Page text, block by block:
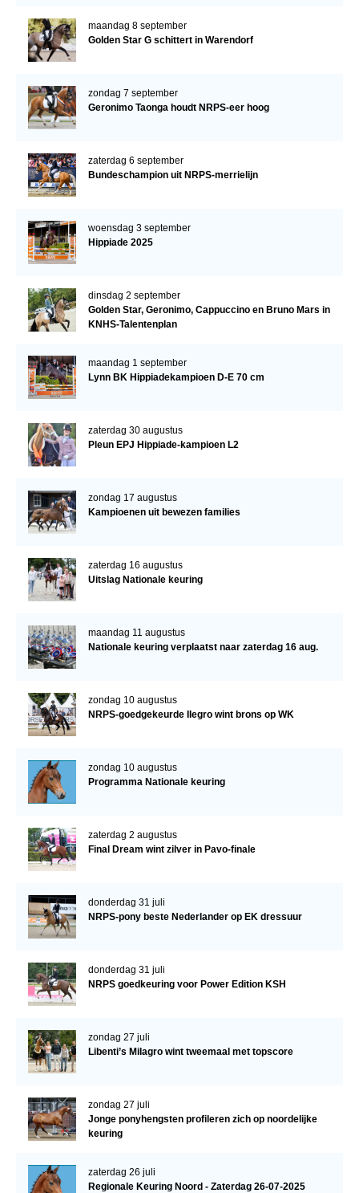
maandag 8 september
Golden Star G schittert in Warendorf
zondag 7 september
Geronimo Taonga houdt NRPS-eer hoog
zaterdag 6 september
Bundeschampion uit NRPS-merrielijn
woensdag 3 september
Hippiade 2025
dinsdag 2 september
Golden Star, Geronimo, Cappuccino en Bruno Mars in
KNHS-Talentenplan
maandag 1 september
Lynn BK Hippiadekampioen D-E 70 cm
zaterdag 30 augustus
Pleun EPJ Hippiade-kampioen L2
zondag 17 augustus
Kampioenen uit bewezen families
zaterdag 16 augustus
Uitslag Nationale keuring
maandag 11 augustus
Nationale keuring verplaatst naar zaterdag 16 aug.
zondag 10 augustus
NRPS-goedgekeurde Ilegro wint brons op WK
zondag 10 augustus
Programma Nationale keuring
zaterdag 2 augustus
Final Dream wint zilver in Pavo-finale
donderdag 31 juli
NRPS-pony beste Nederlander op EK dressuur
donderdag 31 juli
NRPS goedkeuring voor Power Edition KSH
zondag 27 juli
Libenti’s Milagro wint tweemaal met topscore
zondag 27 juli
Jonge ponyhengsten profileren zich op noordelijke
keuring
zaterdag 26 juli
Regionale Keuring Noord - Zaterdag 26-07-2025